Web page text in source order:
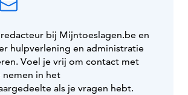
redacteur bij Mijntoeslagen.be en
hulpverlening en administratie
Voel je vrij om contact met
nemen in het
als je vragen hebt.